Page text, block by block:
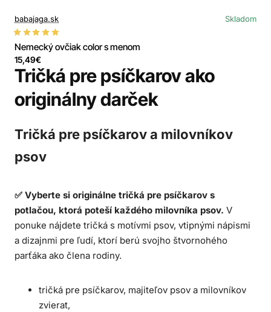
Tričká pre psíčkarov ako
originálny darček
Tričká pre psíčkarov a milovníkov
psov
✅ Vyberte si originálne tričká pre psíčkarov s
potlačou, ktorá poteší každého milovníka psov. V
ponuke nájdete tričká s motívmi psov, vtipnými nápismi
a dizajnmi pre ľudí, ktorí berú svojho štvornohého
parťáka ako člena rodiny.
tričká pre psíčkarov, majiteľov psov a milovníkov
zvierat,
babajaga.sk Skladom
Nemecký ovčiak color s menom
15,49€